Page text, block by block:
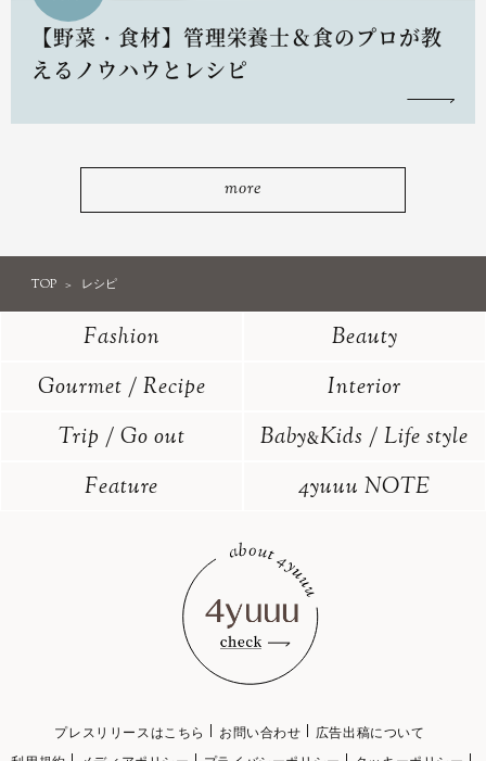
【野菜・食材】管理栄養士＆食のプロが教
えるノウハウとレシピ
more
TOP レシピ
Fashion
Beauty
Gourmet / Recipe
Interior
Trip / Go out
Baby&Kids / Life style
Feature
4yuuu NOTE
プレスリリースはこちら お問い合わせ
広告出稿について